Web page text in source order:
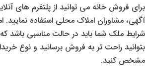
برای فروش خانه می توانید از پلتفرم های
آگهی، مشاوران املاک محلی استفاده نمایید.
شرایط ملک شما باید در حالت مناسبی باشد که
بتوانید راحت تر به فروش برسانید و نوع
مشخص کنید.